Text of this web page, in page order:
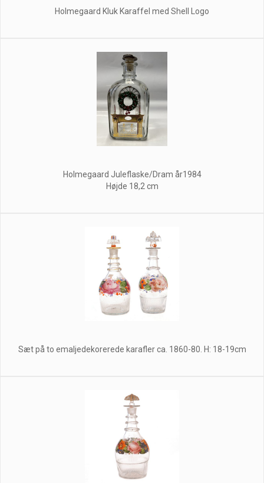
Holmegaard Kluk Karaffel med Shell Logo
Holmegaard Juleflaske/Dram år1984
Højde 18,2 cm
Sæt på to emaljedekorerede karafler ca. 1860-80. H: 18-19cm